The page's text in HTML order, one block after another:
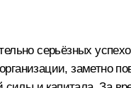
серьёзных
заметно